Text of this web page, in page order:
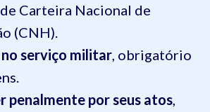
Carteira Nacional de
(CNH).
serviço militar , obrigatório
penalmente por seus atos